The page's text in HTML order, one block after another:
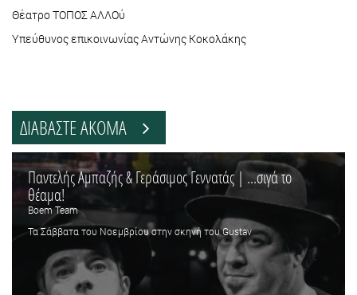
Θέατρο ΤΟΠΟΣ ΑΛΛΟύ
Υπεύθυνος επικοινωνίας Αντώνης Κοκολάκης
ΔΙΑΒΑΣΤΕ ΑΚΟΜΑ
Παντελής Αμπαζής & Γεράσιμος Γεννατάς | ...σιγά το
θέαμα!
Boem Team
Τα Σάββατα του Νοεμβρίου στην σκηνή του Gustav